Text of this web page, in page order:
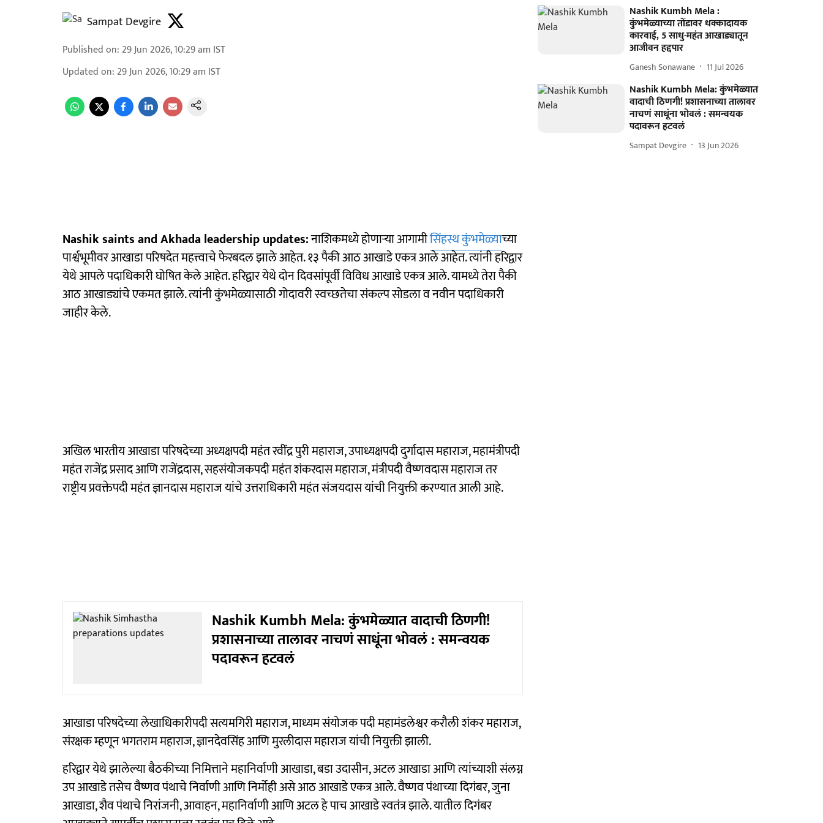
Sampat Devgire
Published on: 29 Jun 2026, 10:29 am IST
Updated on: 29 Jun 2026, 10:29 am IST
Nashik saints and Akhada leadership updates:नाशिकमध्ये होणाऱ्या आगामीसिंहस्थ कुंभमेळ्याच्या
पार्श्वभूमीवर आखाडा परिषदेत महत्त्वाचे फेरबदल झाले आहेत. १३ पैकी आठ आखाडे एकत्र आले आहेत. त्यांनी हरिद्वार
येथे आपले पदाधिकारी घोषित केले आहेत. हरिद्वार येथे दोन दिवसांपूर्वी विविध आखाडे एकत्र आले. यामध्ये तेरा पैकी
आठ आखाड्यांचे एकमत झाले. त्यांनी कुंभमेळ्यासाठी गोदावरी स्वच्छतेचा संकल्प सोडला व नवीन पदाधिकारी
जाहीर केले.
अखिल भारतीय आखाडा परिषदेच्या अध्यक्षपदी महंत रवींद्र पुरी महाराज, उपाध्यक्षपदी दुर्गादास महाराज, महामंत्रीपदी
महंत राजेंद्र प्रसाद आणि राजेंद्रदास, सहसंयोजकपदी महंत शंकरदास महाराज, मंत्रीपदी वैष्णवदास महाराज तर
राष्ट्रीय प्रवक्तेपदी महंत ज्ञानदास महाराज यांचे उत्तराधिकारी महंत संजयदास यांची नियुक्ती करण्यात आली आहे.
Nashik Kumbh Mela: कुंभमेळ्यात वादाची ठिणगी!
प्रशासनाच्या तालावर नाचणं साधूंना भोवलं : समन्वयक
पदावरून हटवलं
आखाडा परिषदेच्या लेखाधिकारीपदी सत्यमगिरी महाराज, माध्यम संयोजक पदी महामंडलेश्वर करौली शंकर महाराज,
संरक्षक म्हणून भगतराम महाराज, ज्ञानदेवसिंह आणि मुरलीदास महाराज यांची नियुक्ती झाली.
हरिद्वार येथे झालेल्या बैठकीच्या निमित्ताने महानिर्वाणी आखाडा, बडा उदासीन, अटल आखाडा आणि त्यांच्याशी संलग्न
उप आखाडे तसेच वैष्णव पंथाचे निर्वाणी आणि निर्मोही असे आठ आखाडे एकत्र आले. वैष्णव पंथाच्या दिगंबर, जुना
आखाडा, शैव पंथाचे निरांजनी, आवाहन, महानिर्वाणी आणि अटल हे पाच आखाडे स्वतंत्र झाले. यातील दिगंबर
Nashik Kumbh Mela :
कुंभमेळ्याच्या तोंडावर धक्कादायक
कारवाई, 5 साधु-महंत आखाड्यातून
आजीवन हद्दपार
Ganesh Sonawane 11 Jul 2026
Nashik Kumbh Mela: कुंभमेळ्यात
वादाची ठिणगी! प्रशासनाच्या तालावर
नाचणं साधूंना भोवलं : समन्वयक
पदावरून हटवलं
Sampat Devgire 13 Jun 2026